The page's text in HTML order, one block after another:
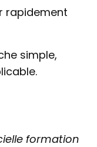
rapidement
simple,
formation